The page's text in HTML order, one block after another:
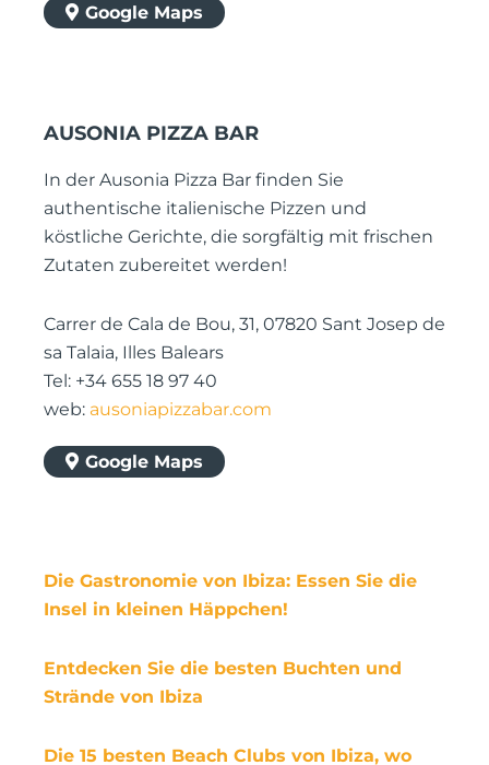
Google Maps
AUSONIA PIZZA BAR
In der Ausonia Pizza Bar finden Sie
authentische italienische Pizzen und
köstliche Gerichte, die sorgfältig mit frischen
Zutaten zubereitet werden!
Carrer de Cala de Bou, 31, 07820 Sant Josep de
sa Talaia, Illes Balears
Tel: +34 655 18 97 40
web: ausoniapizzabar.com
Google Maps
Die Gastronomie von Ibiza: Essen Sie die
Insel in kleinen Häppchen!
Entdecken Sie die besten Buchten und
Strände von Ibiza
Die 15 besten Beach Clubs von Ibiza, wo